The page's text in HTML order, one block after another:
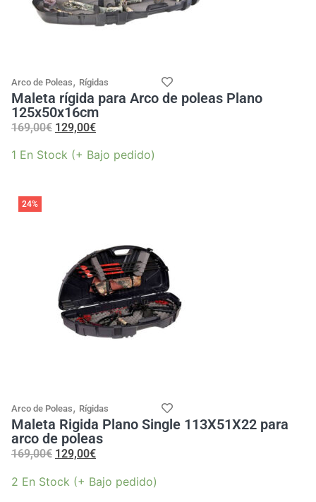
Arco de Poleas , Rígidas
Maleta rígida para Arco de poleas Plano
125x50x16cm
169,00€ 129,00€
1 En Stock (+ Bajo pedido)
24%
Arco de Poleas, Rígidas
Maleta Rigida Plano Single 113X51X22 para
arco de poleas
169,00€ 129,00€
2 En Stock (+ Bajo pedido)